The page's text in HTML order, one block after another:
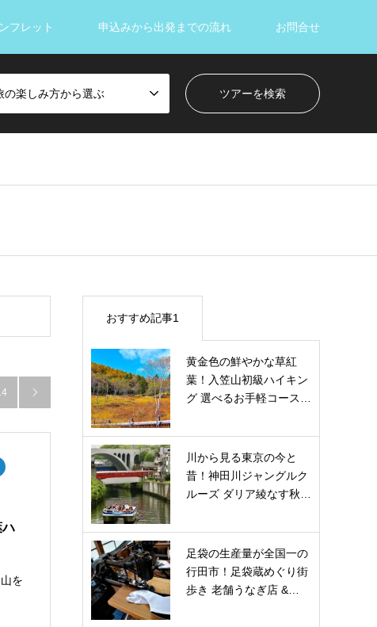
フレット 申込みから出発までの流れ お問合せ
の楽しみ方から選ぶ

を
おすすめ記事1
黄金色の鮮やかな草紅
葉！入笠山初級ハイキン
グ 選べるお手軽コース…
川から見る東京の今と
昔！神田川ジャングルク
ルーズ ダリア綾なす秋…
足袋の生産量が全国一の
行田市！足袋蔵めぐり街
歩き 老舗うなぎ店 &…